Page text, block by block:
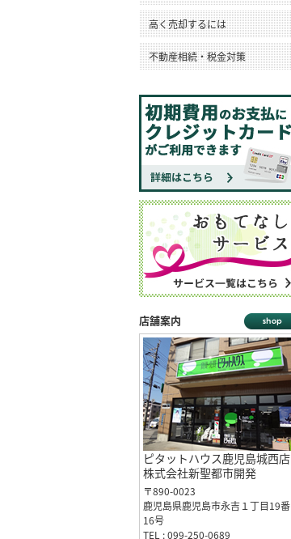
高く売却するには
不動産相続・税金対策
店舗案内
ピタットハウス鹿児島城西店
株式会社新聖都市開発
〒890-0023
鹿児島県鹿児島市永吉１丁目19番
16号
TEL : 099-250-0689